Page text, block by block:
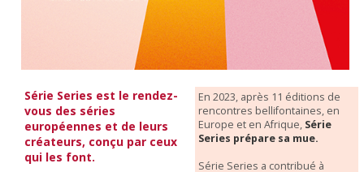
Série Series est le rendez-
vous des séries
européennes et de leurs
créateurs, conçu par ceux
qui les font.
En 2023, après 11 éditions de
rencontres bellifontaines, en
Europe et en Afrique, Série
Series prépare sa mue.
Série Series a contribué à